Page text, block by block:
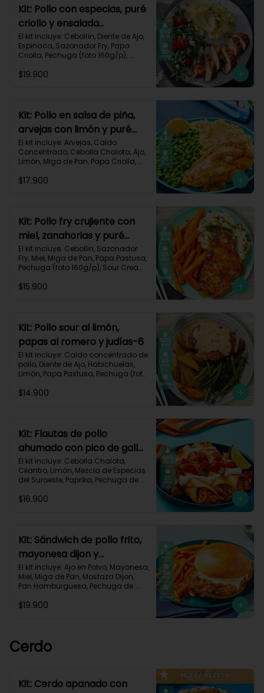
Kit: Pollo con especias, puré
criollo y ensalada
monterey-9
El kit incluye: Cebollín, Diente de Ajo,
Espinaca, Sazonador Fry, Papa
Criolla, Pechuga (foto 160g/p),
Sour Cream, Tomate Tipo Cherry y
Proteínas 57g
*Acumulas Practi-Puntos
$19.900
Kit: Pollo en salsa de piña,
arvejas con limón y puré
rústico-54
El kit incluye: Arvejas, Caldo
Concentrado, Cebolla Chalota, Ajo,
Limón, Miga de Pan, Papa Criolla,
Impresa.
$17.900
Kit: Pollo fry crujiente con
miel, zanahorias y puré
sour-40
El kit incluye: Cebollin, Sazonador
Fry, Miel, Miga de Pan, Papa Pastusa,
Pechuga (foto 160g/p), Sour Cream,
$15.900
Kit: Pollo sour al limón,
papas al romero y judías-6
El kit incluye: Caldo concentrado de
pollo, Diente de Ajo, Habichuelas,
Limón, Papa Pastusa, Pechuga (foto
Romero, Sour Cream y Receta
Proteínas 41g
$14.900
Kit: Flautas de pollo
ahumado con pico de gallo
y sour cream-134
El kit incluye: Cebolla Chalota,
Cilantro, Limón, Mezcla de Especias
del Suroeste, Paprika, Pechuga de
Tomate, Tortillas de Harina, Receta
Grasas 30g | Proteínas 40g
$16.900
Kit: Sándwich de pollo frito,
mayonesa dijon y
zanahorias asadas-79
El kit incluye: Ajo en Polvo, Mayonesa,
Miel, Miga de Pan, Mostaza Dijon,
Pan Hamburguesa, Pechuga de
Zanahoria.Receta Impresa.
$19.900
Cerdo
Kit: Cerdo apanado con